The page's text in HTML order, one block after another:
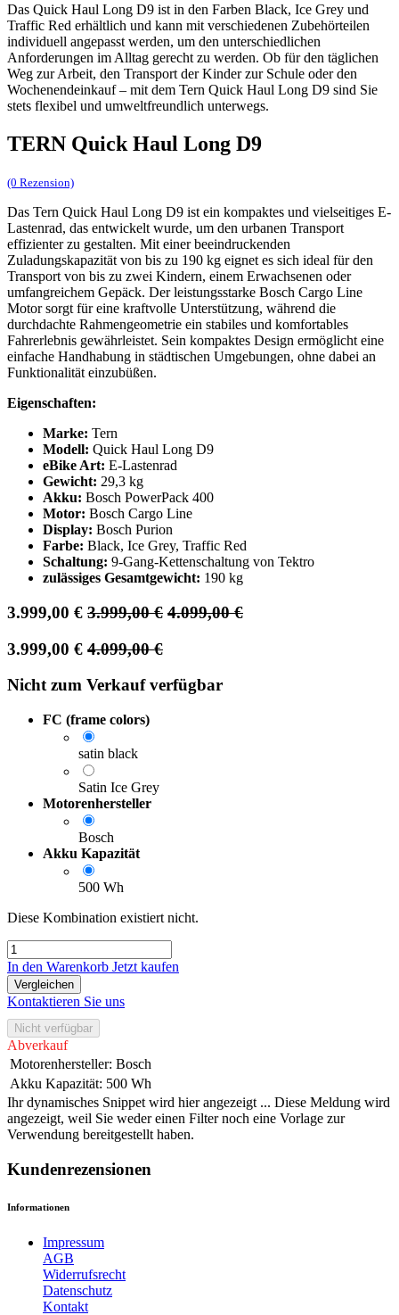
Das Quick Haul Long D9 ist in den Farben Black, Ice Grey und
Traffic Red erhältlich und kann mit verschiedenen Zubehörteilen
individuell angepasst werden, um den unterschiedlichen
Anforderungen im Alltag gerecht zu werden. Ob für den täglichen
Weg zur Arbeit, den Transport der Kinder zur Schule oder den
Wochenendeinkauf – mit dem Tern Quick Haul Long D9 sind Sie
stets flexibel und umweltfreundlich unterwegs.
TERN Quick Haul Long D9
(0 Rezension)
Das Tern Quick Haul Long D9 ist ein kompaktes und vielseitiges E-
Lastenrad, das entwickelt wurde, um den urbanen Transport
effizienter zu gestalten. Mit einer beeindruckenden
Zuladungskapazität von bis zu 190 kg eignet es sich ideal für den
Transport von bis zu zwei Kindern, einem Erwachsenen oder
umfangreichem Gepäck. Der leistungsstarke Bosch Cargo Line
Motor sorgt für eine kraftvolle Unterstützung, während die
durchdachte Rahmengeometrie ein stabiles und komfortables
Fahrerlebnis gewährleistet. Sein kompaktes Design ermöglicht eine
einfache Handhabung in städtischen Umgebungen, ohne dabei an
Funktionalität einzubüßen.
Eigenschaften:
Marke: Tern
Modell: Quick Haul Long D9
eBike Art: E-Lastenrad
Gewicht: 29,3 kg
Akku: Bosch PowerPack 400
Motor: Bosch Cargo Line
Display: Bosch Purion
Farbe: Black, Ice Grey, Traffic Red
Schaltung: 9-Gang-Kettenschaltung von Tektro
zulässiges Gesamtgewicht: 190 kg
3.999,00 € 3.999,00€ 4.099,00€
3.999,00 € 4.099,00€
Nicht zum Verkauf verfügbar
FC (frame colors)
satin black
Satin Ice Grey
Motorenhersteller
Bosch
Akku Kapazität
500 Wh
Diese Kombination existiert nicht.
In den Warenkorb Jetzt kaufen
Vergleichen
Kontaktieren Sie uns
Nicht verfügbar
Abverkauf
Motorenhersteller: Bosch
Akku Kapazität: 500 Wh
Ihr dynamisches Snippet wird hier angezeigt ... Diese Meldung wird
angezeigt, weil Sie weder einen Filter noch eine Vorlage zur
Verwendung bereitgestellt haben.
Kundenrezensionen
Informationen
Impressum
AGB
Widerrufsrecht
Datenschutz
Kontakt